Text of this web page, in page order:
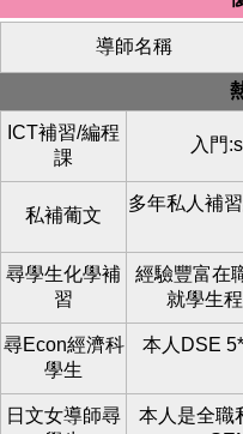
導師名稱
ICT補習/編程
課
入門
私補葡文
多年私人補
尋學生化學補
習
經驗豐富在
就學生
尋Econ經濟科
學生
本人DSE
日文女導師尋
本人是全職